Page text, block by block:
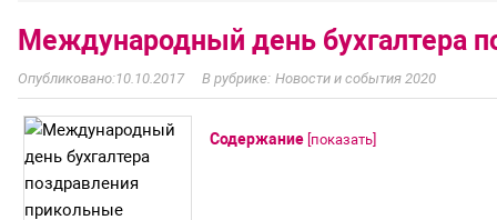
Международный день бухгалтера
10.10.2017 Новости и события 2020
Содержание [показать]